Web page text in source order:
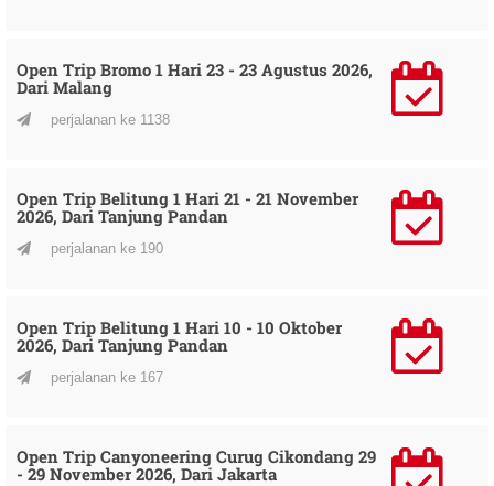
Open Trip Bromo 1 Hari 23 - 23 Agustus 2026,
Dari Malang
perjalanan ke 1138
Open Trip Belitung 1 Hari 21 - 21 November
2026, Dari Tanjung Pandan
perjalanan ke 190
Open Trip Belitung 1 Hari 10 - 10 Oktober
2026, Dari Tanjung Pandan
perjalanan ke 167
Open Trip Canyoneering Curug Cikondang 29
- 29 November 2026, Dari Jakarta